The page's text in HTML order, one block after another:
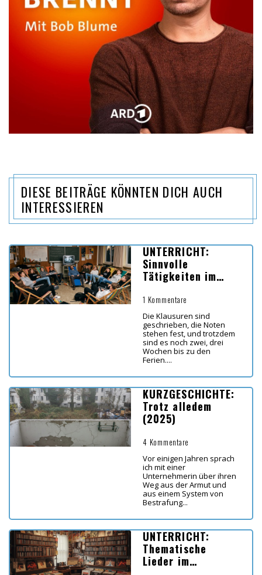
DIESE BEITRÄGE KÖNNTEN DICH AUCH
INTERESSIEREN
UNTERRICHT:
Sinnvolle
Tätigkeiten im
Ferien
1 Kommentare
Die Klausuren sind
geschrieben, die Noten
stehen fest, und trotzdem
sind es noch zwei, drei
Wochen bis zu den
Ferien....
KURZGESCHICHTE:
Trotz alledem
(2025)
4 Kommentare
Vor einigen Jahren sprach
ich mit einer
Unternehmerin über ihren
Weg aus der Armut und
aus einem System von
Bestrafung...
UNTERRICHT:
Thematische
Lieder im